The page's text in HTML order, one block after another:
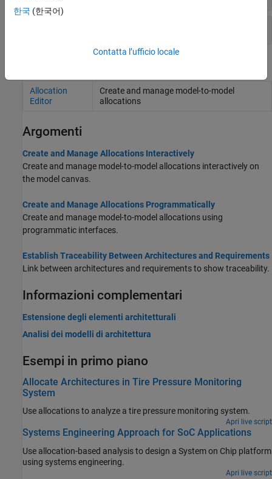
Allocation
Editor
Create and manage model-to-model
allocations
Argomenti
Create and Manage Allocations Interactively
Create and manage model-to-model allocations interactively on
the model canvas.
Create and Manage Allocations Programmatically
Create and manage model-to-model allocations using
programmatic interfaces.
Establish Traceability Between Architectures and Requirements
Link between architectures and requirements to show traceability.
Informazioni complementari
Estensione degli elementi architetturali
Analisi dei modelli di architettura
Esempi in primo piano
Allocate Architectures in Tire Pressure Monitoring
System
Use allocations to analyze a tire pressure monitoring system.
Apri live script
Systems Engineering Approach for SoC Applications
Use allocation-based analysis to design a System on Chip platform
using systems engineering.
Apri live script
한국 (한국어)
Contatta l’ufficio locale